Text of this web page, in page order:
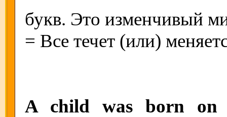
букв. Это изменчивый
= Все течет (или)
A child was born on